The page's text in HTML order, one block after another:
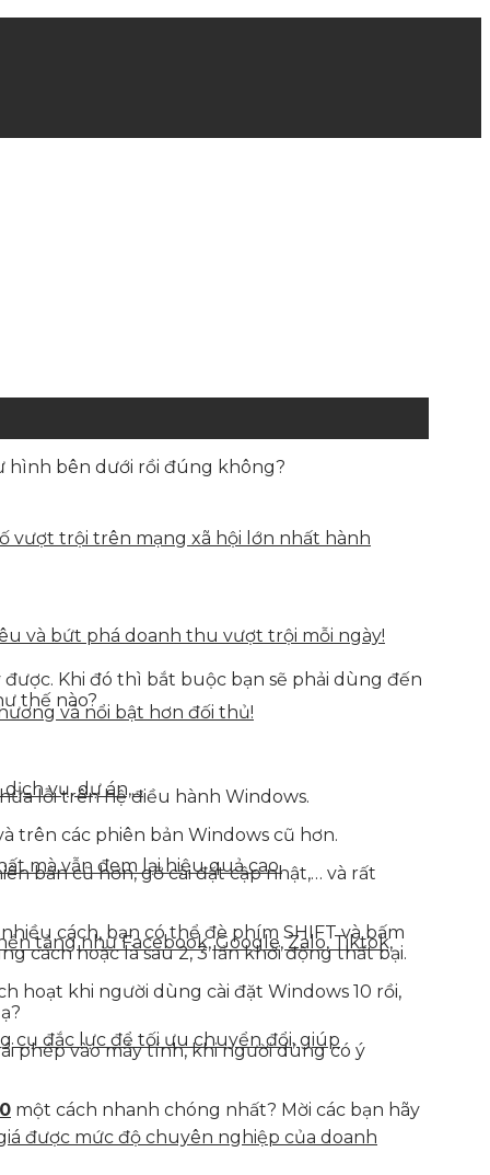
vượt trội trên mạng xã hội lớn nhất hành
và bứt phá doanh thu vượt trội mỗi ngày!
và nổi bật hơn đối thủ!
vụ, dự án,…
mà vẫn đem lại hiệu quả cao.
tảng như Facebook, Google, Zalo, Tiktok,
cụ đắc lực để tối ưu chuyển đổi, giúp
được mức độ chuyên nghiệp của doanh
hình bên dưới rồi đúng không?
Khi đó thì bắt buộc bạn sẽ phải dùng đến
thế nào?
lỗi trên hệ điều hành Windows.
trên các phiên bản Windows cũ hơn.
bản cũ hơn, gỡ cài đặt cập nhật,… và rất
cách, bạn có thể đè phím SHIFT và bấm
cách hoặc là sau 2, 3 lần khởi động thất bại.
hoạt khi người dùng cài đặt Windows 10 rồi,
phép vào máy tính, khi người dùng có ý
một cách nhanh chóng nhất? Mời các bạn hãy